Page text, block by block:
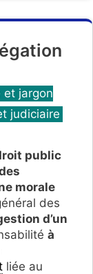
et jargon
judiciaire
public
morale
des
d’un
à
liée au